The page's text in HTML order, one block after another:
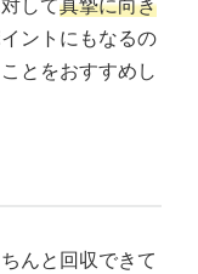
して真摯に向き
ントにもなるの
とをおすすめし
んと回収できて